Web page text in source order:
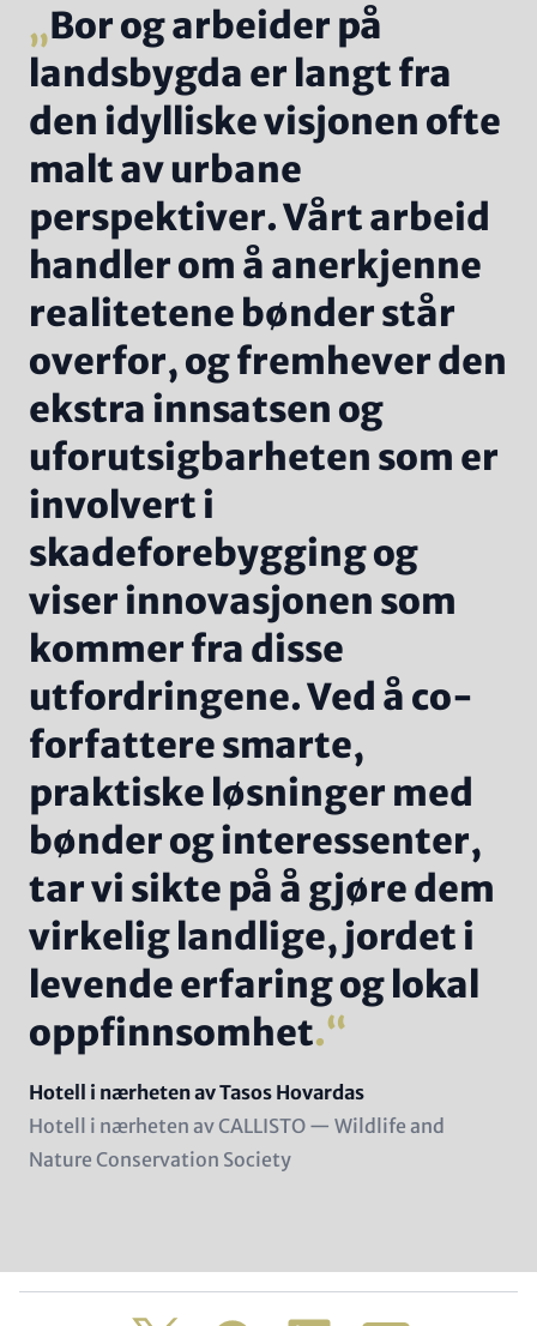
Bor og arbeider på
landsbygda er langt fra
den idylliske visjonen ofte
malt av urbane
perspektiver. Vårt arbeid
handler om å anerkjenne
realitetene bønder står
overfor, og fremhever den
ekstra innsatsen og
uforutsigbarheten som er
involvert i
skadeforebygging og
viser innovasjonen som
kommer fra disse
utfordringene. Ved å co-
forfattere smarte,
praktiske løsninger med
bønder og interessenter,
tar vi sikte på å gjøre dem
virkelig landlige, jordet i
levende erfaring og lokal
oppfinnsomhet.
Name
Hotell i nærheten av Tasos Hovardas
Position
(subline)
Hotell i nærheten av CALLISTO — Wildlife and
Nature Conservation Society